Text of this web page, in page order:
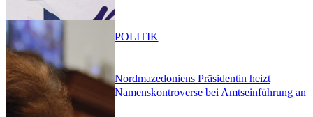
Nordmazedoniens Präsidentin heizt
Namenskontroverse bei Amtseinführung an
POLITIK